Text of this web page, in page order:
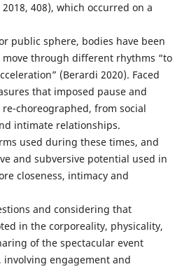
408), which occurred on a
public sphere, bodies have been
through different rhythms “to
(Berardi 2020). Faced
that imposed pause and
choreographed, from social
intimate relationships.
used during these times, and
and subversive potential used in
closeness, intimacy and
and considering that
in the corporeality, physicality,
of the spectacular event
involving engagement and